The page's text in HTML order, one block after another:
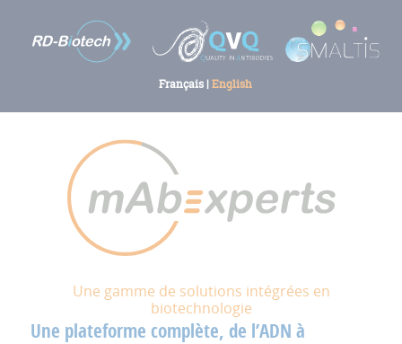
Français |English
Une gamme de solutions intégrées en
biotechnologie
Une plateforme complète, de l’ADN à